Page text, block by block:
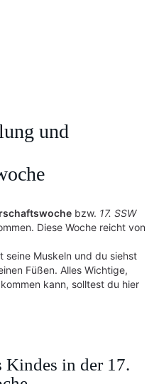
und
bzw. 17. SSW
Diese Woche reicht von
seine Muskeln und du siehst
Füßen. Alles Wichtige,
kann, solltest du hier
in der 17.